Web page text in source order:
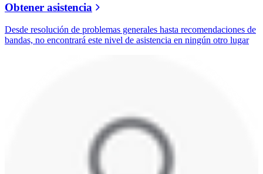
Obtener asistencia
Desde resolución de problemas generales hasta recomendaciones de
bandas, no encontrará este nivel de asistencia en ningún otro lugar